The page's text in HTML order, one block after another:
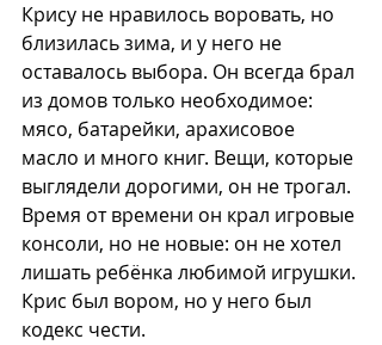
Крису не нравилось воровать, но
близилась зима, и у него не
оставалось выбора. Он всегда брал
из домов только необходимое:
мясо, батарейки, арахисовое
масло и много книг. Вещи, которые
выглядели дорогими, он не трогал.
Время от времени он крал игровые
консоли, но не новые: он не хотел
лишать ребёнка любимой игрушки.
Крис был вором, но у него был
кодекс чести.